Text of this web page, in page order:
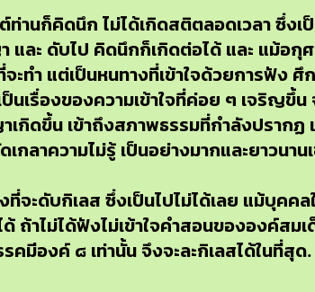
านก็คิดนึก ไม่ได้เกิดสติตลอดเวลา ซึ่ง
ะ ดับไป คิดนึกก็เกิดต่อได้ และ แม้อกุศ
ทำ แต่เป็นหนทางที่เข้าใจด้วยการฟัง ศึ
นเรื่องของความเข้าใจที่ค่อย ๆ เจริญขึ้
ดขึ้น เข้าถึงสภาพธรรมที่กำลังปรากฏ
กลาความไม่รู้ เป็นอย่างมากและยาวนา
จะดับกิเลส ซึ่งเป็นไปไม่ได้เลย แม้บุค
ถ้าไม่ได้ฟังไม่เข้าใจคำสอนขององค์ส
คมีองค์ ๘ เท่านั้น จึงจะละกิเลสได้ในที่สุด.